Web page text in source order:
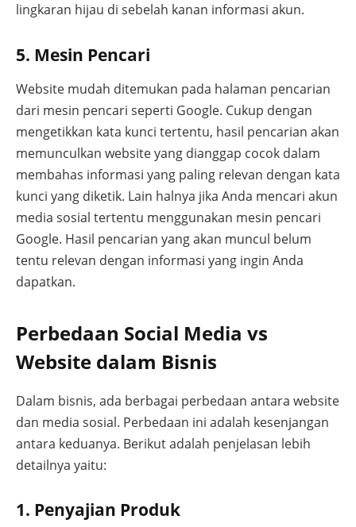
lingkaran hijau di sebelah kanan informasi akun.
5. Mesin Pencari
Website mudah ditemukan pada halaman pencarian
dari mesin pencari seperti Google. Cukup dengan
mengetikkan kata kunci tertentu, hasil pencarian akan
memunculkan website yang dianggap cocok dalam
membahas informasi yang paling relevan dengan kata
kunci yang diketik. Lain halnya jika Anda mencari akun
media sosial tertentu menggunakan mesin pencari
Google. Hasil pencarian yang akan muncul belum
tentu relevan dengan informasi yang ingin Anda
dapatkan.
Perbedaan Social Media vs
Website dalam Bisnis
Dalam bisnis, ada berbagai perbedaan antara website
dan media sosial. Perbedaan ini adalah kesenjangan
antara keduanya. Berikut adalah penjelasan lebih
detailnya yaitu:
1. Penyajian Produk